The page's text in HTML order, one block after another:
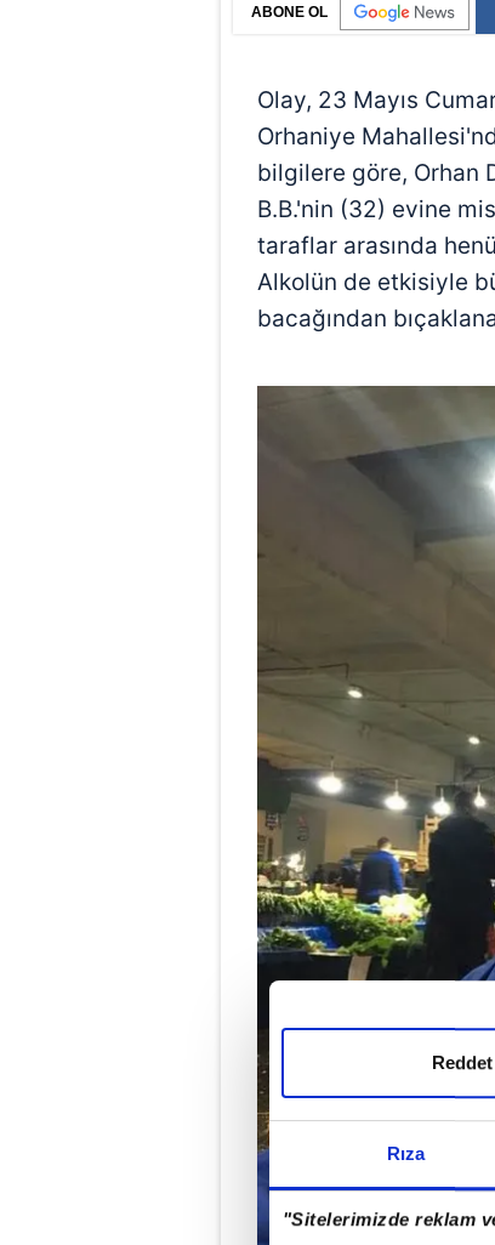
Rıza
"Sitelerimizde reklam
Reddet
ABONE OL
Olay, 23 Mayıs
Orhaniye
bilgilere göre, Orhan
B.B.'nin (32) evine
taraflar arasında
Alkolün de etkisiyle
bacağından